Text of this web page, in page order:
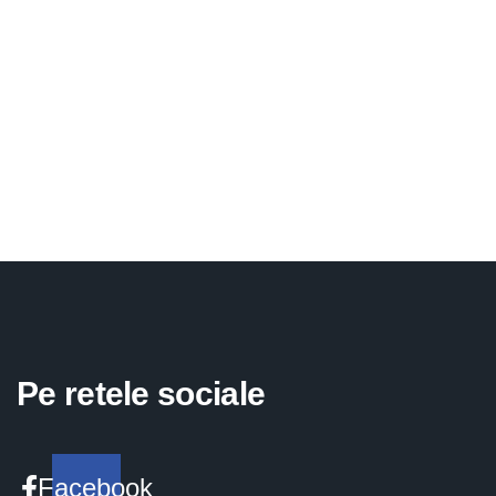
Pe retele sociale
Facebook